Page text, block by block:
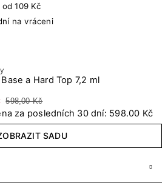
109 Kč
na vráceni
a Hard Top 7,2 ml
598,00 Kč
za posledních 30 dní: 598.00 Kč
SADU